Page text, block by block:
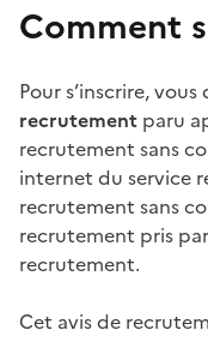
Comment
Pour s’inscrire,
recrutement paru
recrutement sans
internet du service
recrutement sans
recrutement pris
recrutement.
Cet avis de